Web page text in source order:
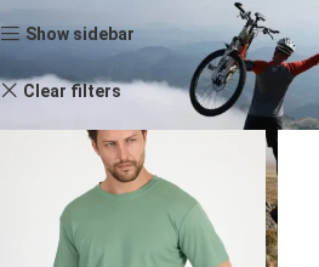
Show sidebar
Clear filters